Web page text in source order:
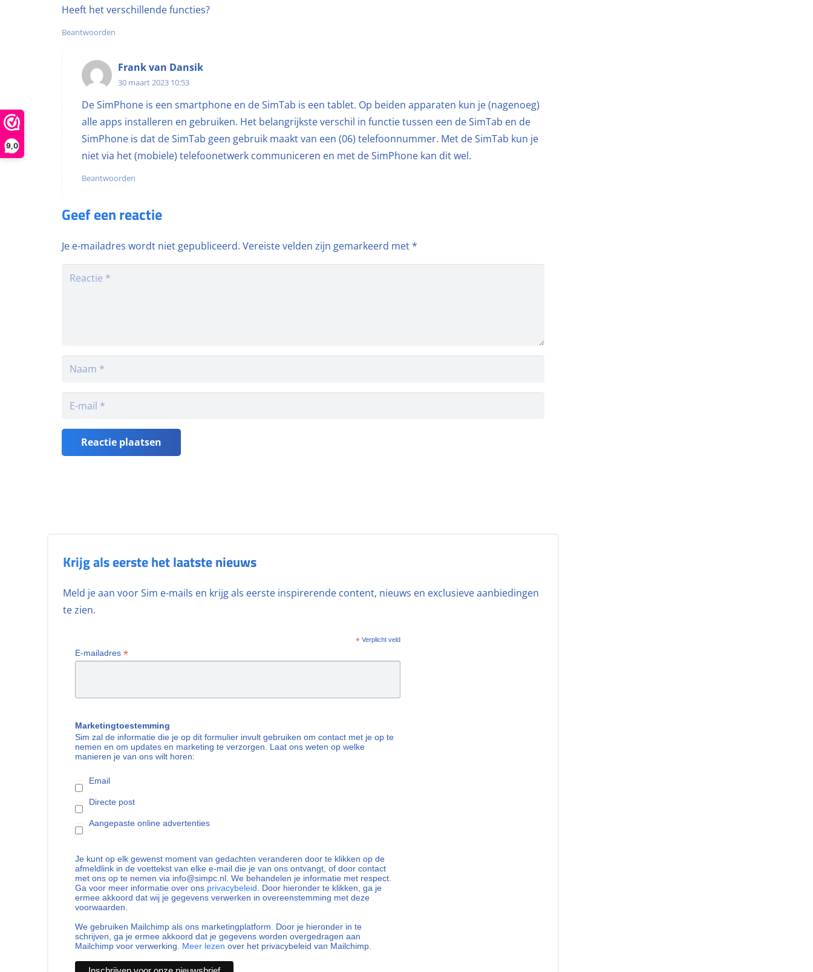
9,0
Heeft het verschillende functies?
Beantwoorden
Frank van Dansik
30 maart 2023 10:53
De SimPhone is een smartphone en de SimTab is een tablet. Op beiden apparaten kun je (nagenoeg)
alle apps installeren en gebruiken. Het belangrijkste verschil in functie tussen een de SimTab en de
SimPhone is dat de SimTab geen gebruik maakt van een (06) telefoonnummer. Met de SimTab kun je
niet via het (mobiele) telefoonetwerk communiceren en met de SimPhone kan dit wel.
Beantwoorden
Geef een reactie
Je e-mailadres wordt niet gepubliceerd. Vereiste velden zijn gemarkeerd met*
Reactie plaatsen
Krijg als eerste het laatste nieuws
Meld je aan voor Sim e-mails en krijg als eerste inspirerende content, nieuws en exclusieve aanbiedingen
te zien.
*Verplicht veld
E-mailadres *
Marketingtoestemming
Sim zal de informatie die je op dit formulier invult gebruiken om contact met je op te
nemen en om updates en marketing te verzorgen. Laat ons weten op welke
manieren je van ons wilt horen:
Email
Directe post
Aangepaste online advertenties
Je kunt op elk gewenst moment van gedachten veranderen door te klikken op de
afmeldlink in de voettekst van elke e-mail die je van ons ontvangt, of door contact
met ons op te nemen via info@simpc.nl. We behandelen je informatie met respect.
Ga voor meer informatie over ons privacybeleid . Door hieronder te klikken, ga je
ermee akkoord dat wij je gegevens verwerken in overeenstemming met deze
voorwaarden.
We gebruiken Mailchimp als ons marketingplatform. Door je hieronder in te
schrijven, ga je ermee akkoord dat je gegevens worden overgedragen aan
Mailchimp voor verwerking. Meer lezen over het privacybeleid van Mailchimp.